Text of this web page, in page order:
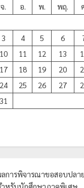
จ. อ. พ. พฤ.
3 4 5 6
10 11 12 13
17 18 19 20
24 25 26 27
31
การพิจารณาขอสอบปลา